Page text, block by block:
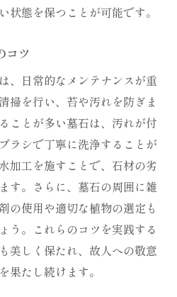
状態を保つことが可能です。
コツ
、日常的なメンテナンスが重
掃を行い、苔や汚れを防ぎま
ことが多い墓石は、汚れが付
ラシで丁寧に洗浄することが
加工を施すことで、石材の劣
す。さらに、墓石の周囲に雑
の使用や適切な植物の選定も
う。これらのコツを実践する
美しく保たれ、故人への敬意
果たし続けます。